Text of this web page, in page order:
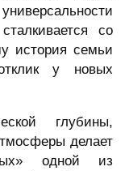
со
история семьи
у новых
глубины,
делает
одной из